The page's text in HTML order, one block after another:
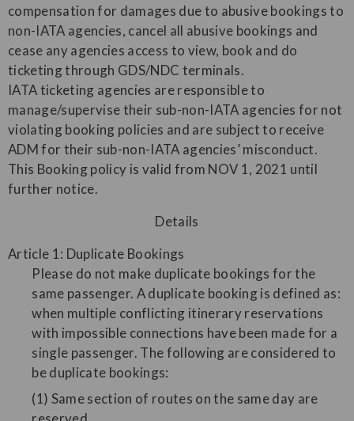
compensation for damages due to abusive bookings to
non-IATA agencies, cancel all abusive bookings and
cease any agencies access to view, book and do
ticketing through GDS/NDC terminals.
IATA ticketing agencies are responsible to
manage/supervise their sub-non-IATA agencies for not
violating booking policies and are subject to receive
ADM for their sub-non-IATA agencies’ misconduct.
This Booking policy is valid from NOV 1, 2021 until
further notice.
Details
Article 1: Duplicate Bookings
Please do not make duplicate bookings for the
same passenger. A duplicate booking is defined as:
when multiple conflicting itinerary reservations
with impossible connections have been made for a
single passenger. The following are considered to
be duplicate bookings:
(1) Same section of routes on the same day are